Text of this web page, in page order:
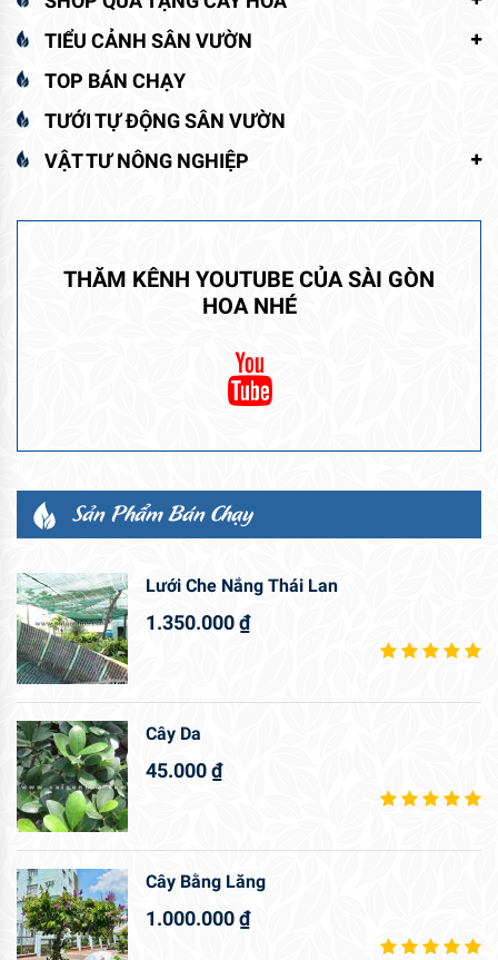
TIỂU CẢNH SÂN VƯỜN
TOP BÁN CHẠY
TƯỚI TỰ ĐỘNG SÂN VƯỜN
VẬT TƯ NÔNG NGHIỆP
THĂM KÊNH YOUTUBE CỦA SÀI GÒN
HOA NHÉ
Sản Phẩm Bán Chạy
Lưới Che Nắng Thái Lan
1.350.000₫
Cây Da
45.000₫
Cây Bằng Lăng
1.000.000₫